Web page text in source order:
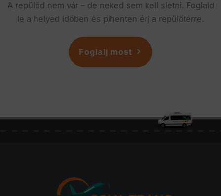
A repülőd nem vár – de neked sem kell sietni. Foglald
le a helyed időben és pihenten érj a repülőtérre.
Foglalj most